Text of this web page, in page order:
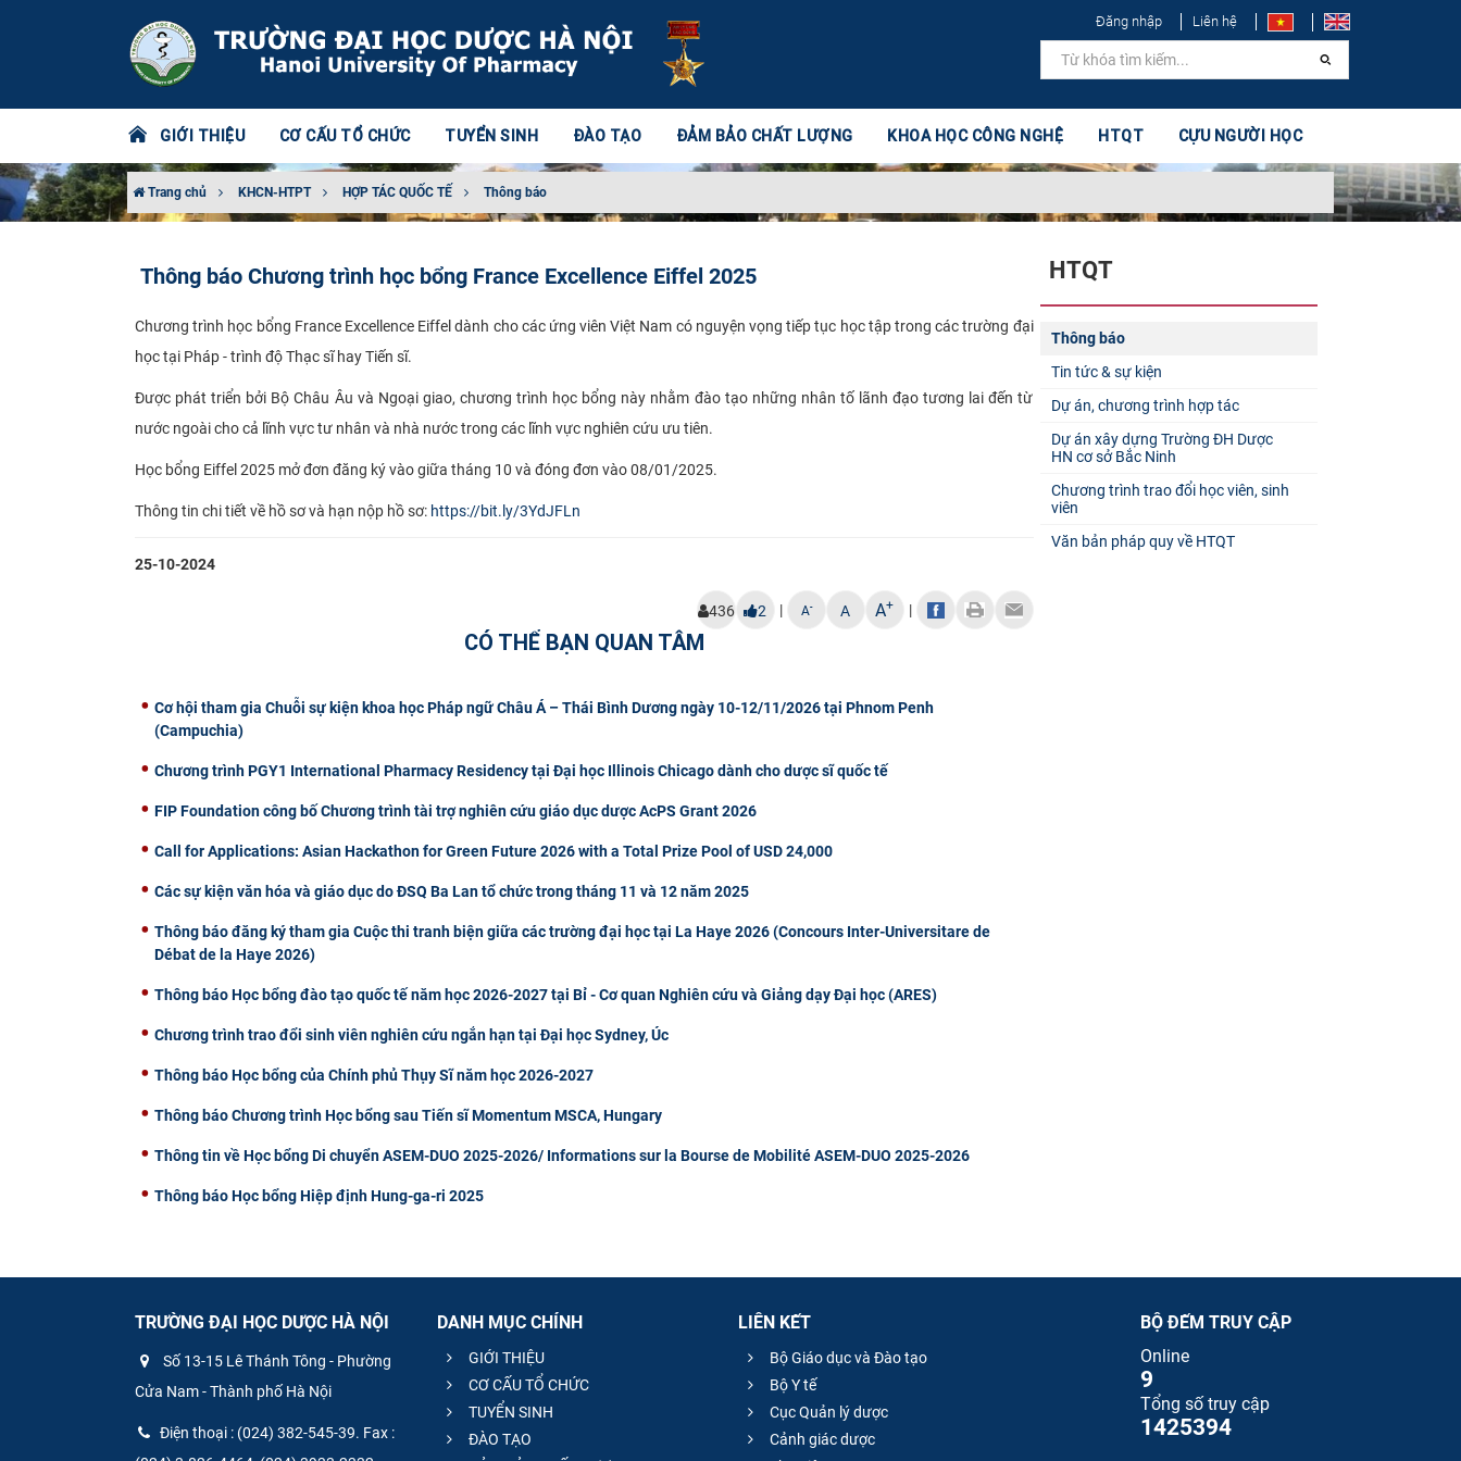
Đăng nhập Liên hệ
GIỚI THIỆU CƠ CẤU TỔ CHỨC TUYỂN SINH ĐÀO TẠO ĐẢM BẢO CHẤT LƯỢNG KHOA HỌC CÔNG NGHỆ HTQT CỰU NGƯỜI HỌC
Trang chủ KHCN-HTPT HỢP TÁC QUỐC TẾ Thông báo
Thông báo Chương trình học bổng France Excellence Eiffel 2025
Chương trình học bổng France Excellence Eiffel dành cho các ứng viên Việt Nam có nguyện vọng tiếp tục học tập trong các trường đại
học tại Pháp - trình độ Thạc sĩ hay Tiến sĩ.
Được phát triển bởi Bộ Châu Âu và Ngoại giao, chương trình học bổng này nhằm đào tạo những nhân tố lãnh đạo tương lai đến từ
nước ngoài cho cả lĩnh vực tư nhân và nhà nước trong các lĩnh vực nghiên cứu ưu tiên.
Học bổng Eiffel 2025 mở đơn đăng ký vào giữa tháng 10 và đóng đơn vào 08/01/2025.
Thông tin chi tiết về hồ sơ và hạn nộp hồ sơ: https://bit.ly/3YdJFLn
25-10-2024
436 2 | A- A A+ |
CÓ THỂ BẠN QUAN TÂM
Cơ hội tham gia Chuỗi sự kiện khoa học Pháp ngữ Châu Á – Thái Bình Dương ngày 10-12/11/2026 tại Phnom Penh
(Campuchia)
Chương trình PGY1 International Pharmacy Residency tại Đại học Illinois Chicago dành cho dược sĩ quốc tế
FIP Foundation công bố Chương trình tài trợ nghiên cứu giáo dục dược AcPS Grant 2026
Call for Applications: Asian Hackathon for Green Future 2026 with a Total Prize Pool of USD 24,000
Các sự kiện văn hóa và giáo dục do ĐSQ Ba Lan tổ chức trong tháng 11 và 12 năm 2025
Thông báo đăng ký tham gia Cuộc thi tranh biện giữa các trường đại học tại La Haye 2026 (Concours Inter-Universitare de
Débat de la Haye 2026)
Thông báo Học bổng đào tạo quốc tế năm học 2026-2027 tại Bỉ - Cơ quan Nghiên cứu và Giảng dạy Đại học (ARES)
Chương trình trao đổi sinh viên nghiên cứu ngắn hạn tại Đại học Sydney, Úc
Thông báo Học bổng của Chính phủ Thụy Sĩ năm học 2026-2027
Thông báo Chương trình Học bổng sau Tiến sĩ Momentum MSCA, Hungary
Thông tin về Học bổng Di chuyển ASEM-DUO 2025-2026/ Informations sur la Bourse de Mobilité ASEM-DUO 2025-2026
Thông báo Học bổng Hiệp định Hung-ga-ri 2025
HTQT
Thông báo
Tin tức & sự kiện
Dự án, chương trình hợp tác
Dự án xây dựng Trường ĐH Dược
HN cơ sở Bắc Ninh
Chương trình trao đổi học viên, sinh
viên
Văn bản pháp quy về HTQT
TRƯỜNG ĐẠI HỌC DƯỢC HÀ NỘI
Số 13-15 Lê Thánh Tông - Phường
Cửa Nam - Thành phố Hà Nội
Điện thoại : (024) 382-545-39. Fax :
DANH MỤC CHÍNH
GIỚI THIỆU
CƠ CẤU TỔ CHỨC
TUYỂN SINH
ĐÀO TẠO
LIÊN KẾT
Bộ Giáo dục và Đào tạo
Bộ Y tế
Cục Quản lý dược
Cảnh giác dược
BỘ ĐẾM TRUY CẬP
Online
9
Tổng số truy cập
1425394